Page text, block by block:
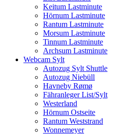
Keitum Lastminute
Hörnum Lastminute
Rantum Lastminute
Morsum Lastminute
Tinnum Lastminute
Archsum Lastminute
Webcam Sylt
Autozug Sylt Shuttle
Autozug Niebüll
Havneby Rømø
Fähranleger List/Sylt
Westerland
Hörnum Ostseite
Rantum Weststrand
Wonnemeyer